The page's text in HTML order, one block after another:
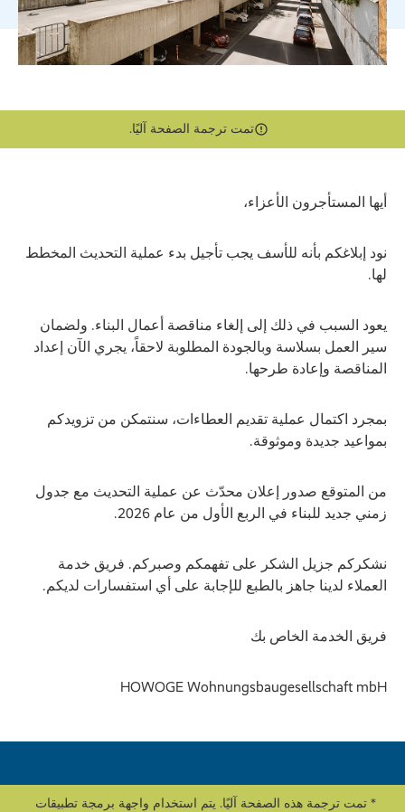
تمت ترجمة الصفحة آليًا.
أيها المستأجرون الأعزاء،
نود إبلاغكم بأنه للأسف يجب تأجيل بدء عملية التحديث المخطط
لها.
يعود السبب في ذلك إلى إلغاء مناقصة أعمال البناء. ولضمان
سير العمل بسلاسة وبالجودة المطلوبة لاحقاً، يجري الآن إعداد
المناقصة وإعادة طرحها.
بمجرد اكتمال عملية تقديم العطاءات، سنتمكن من تزويدكم
بمواعيد جديدة وموثوقة.
من المتوقع صدور إعلان محدّث عن عملية التحديث مع جدول
زمني جديد للبناء في الربع الأول من عام 2026.
نشكركم جزيل الشكر على تفهمكم وصبركم. فريق خدمة
العملاء لدينا جاهز بالطبع للإجابة على أي استفسارات لديكم.
فريق الخدمة الخاص بك
HOWOGE Wohnungsbaugesellschaft mbH
* تمت ترجمة هذه الصفحة آليًا. يتم استخدام واجهة برمجة تطبيقات